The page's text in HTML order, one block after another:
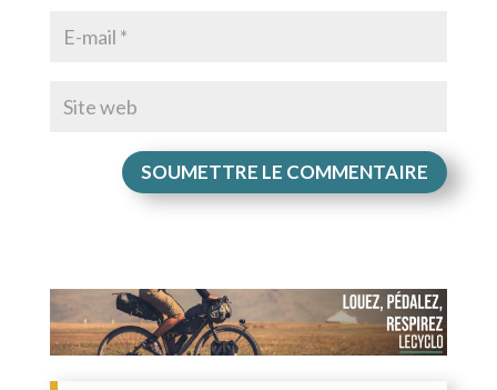
SOUMETTRE LE COMMENTAIRE